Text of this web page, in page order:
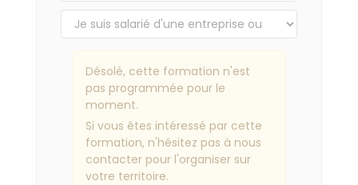
Désolé, cette formation n'est
pas programmée pour le
moment.
Si vous êtes intéressé par cette
formation, n'hésitez pas à nous
contacter pour l'organiser sur
votre territoire.